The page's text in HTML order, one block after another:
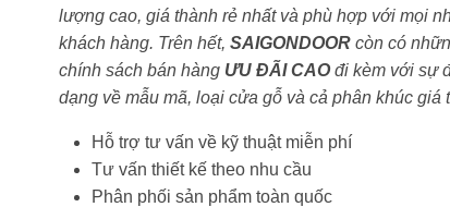
lượng cao, giá thành rẻ nhất và phù hợp với mọi
khách hàng. Trên hết, SAIGONDOORcòn có
chính sách bán hàng ƯU ĐÃI CAOđi kèm với sự
dạng về mẫu mã, loại cửa gỗ và cả phân khúc giá
Hỗ trợ tư vấn về kỹ thuật miễn phí
Tư vấn thiết kế theo nhu cầu
Phân phối sản phẩm toàn quốc